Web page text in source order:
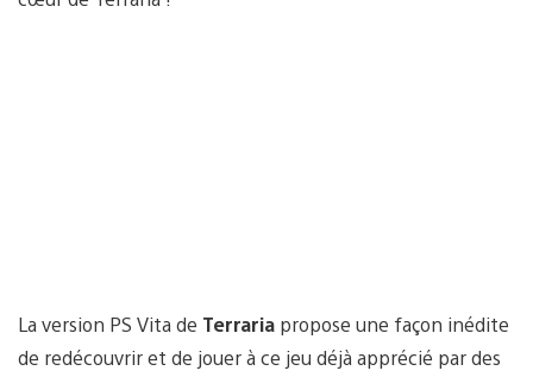
La version PS Vita de Terraria propose une façon inédite
de redécouvrir et de jouer à ce jeu déjà apprécié par des